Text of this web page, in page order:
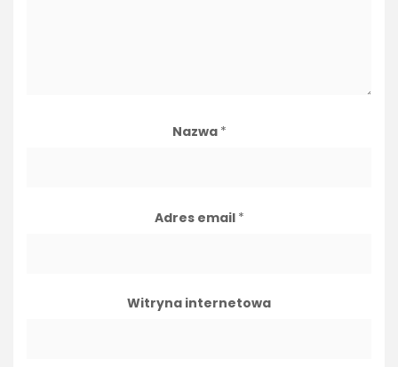
Nazwa *
Adres email *
Witryna internetowa